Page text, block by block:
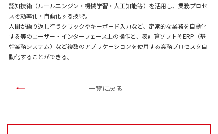
認知技術（ルールエンジン・機械学習・人工知能等）を活用し、業務プロセ
スを効率化・自動化する技術。
人間が繰り返し行うクリックやキーボード入力など、定常的な業務を自動化
する等のユーザー・インターフェース上の操作と、表計算ソフトやERP（基
幹業務システム）など複数のアプリケーションを使用する業務プロセスを自
動化することができる。
一覧に戻る